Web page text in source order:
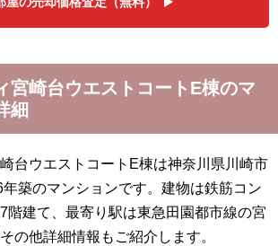
宮崎台ウエストコートE棟のマ
細
台ウエストコートE棟は神奈川県川崎市
築のマンションです。建物は鉄筋コン
階建て、最寄り駅は東急田園都市線の宮
の他詳細情報もご紹介します。